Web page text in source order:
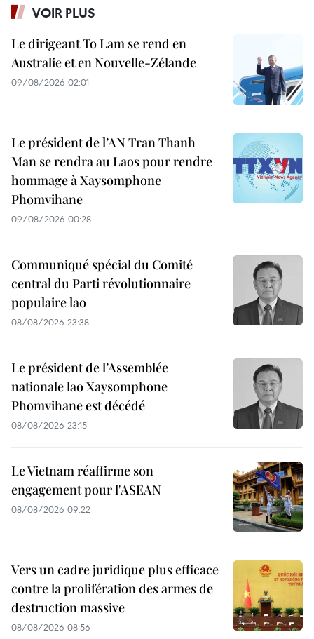
VOIR PLUS
Le dirigeant To Lam se rend en
Australie et en Nouvelle-Zélande
09/08/2026 02:01
Le président de l’AN Tran Thanh
Man se rendra au Laos pour rendre
hommage à Xaysomphone
Phomvihane
09/08/2026 00:28
Communiqué spécial du Comité
central du Parti révolutionnaire
populaire lao
08/08/2026 23:38
Le président de l’Assemblée
nationale lao Xaysomphone
Phomvihane est décédé
08/08/2026 23:15
Le Vietnam réaffirme son
engagement pour l'ASEAN
08/08/2026 09:22
Vers un cadre juridique plus efficace
contre la prolifération des armes de
destruction massive
08/08/2026 08:56